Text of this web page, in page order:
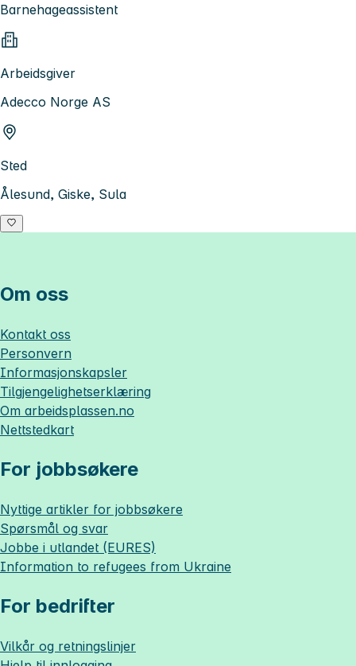
Barnehageassistent
Arbeidsgiver
Adecco Norge AS
Sted
Ålesund, Giske, Sula
Om oss
Kontakt oss
Personvern
Informasjonskapsler
Tilgjengelighetserklæring
Om arbeidsplassen.no
Nettstedkart
For jobbsøkere
Nyttige artikler for jobbsøkere
Spørsmål og svar
Jobbe i utlandet (EURES)
Information to refugees from Ukraine
For bedrifter
Vilkår og retningslinjer